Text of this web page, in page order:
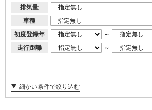
排気量
車種
初度登録年
～
走行距離
～
細かい条件で絞り込む